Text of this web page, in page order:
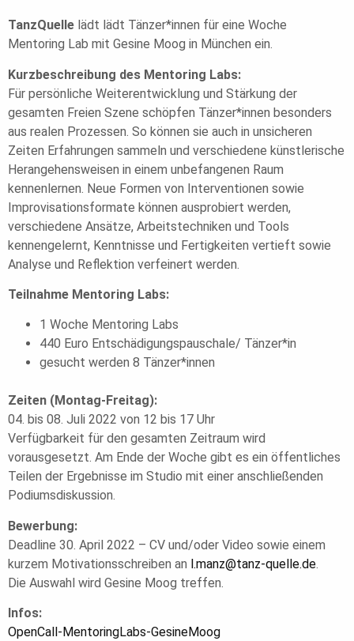
TanzQuelle lädt lädt Tänzer*innen für eine Woche
Mentoring Lab mit Gesine Moog in München ein.
Kurzbeschreibung des Mentoring Labs:
Für persönliche Weiterentwicklung und Stärkung der
gesamten Freien Szene schöpfen Tänzer*innen besonders
aus realen Prozessen. So können sie auch in unsicheren
Zeiten Erfahrungen sammeln und verschiedene künstlerische
Herangehensweisen in einem unbefangenen Raum
kennenlernen. Neue Formen von Interventionen sowie
Improvisationsformate können ausprobiert werden,
verschiedene Ansätze, Arbeitstechniken und Tools
kennengelernt, Kenntnisse und Fertigkeiten vertieft sowie
Analyse und Reflektion verfeinert werden.
Teilnahme Mentoring Labs:
1 Woche Mentoring Labs
440 Euro Entschädigungspauschale/ Tänzer*in
gesucht werden 8 Tänzer*innen
Zeiten (Montag-Freitag):
04. bis 08. Juli 2022 von 12 bis 17 Uhr
Verfügbarkeit für den gesamten Zeitraum wird
vorausgesetzt. Am Ende der Woche gibt es ein öffentliches
Teilen der Ergebnisse im Studio mit einer anschließenden
Podiumsdiskussion.
Bewerbung:
Deadline 30. April 2022 – CV und/oder Video sowie einem
kurzem Motivationsschreiben an l.manz@tanz-quelle.de
Die Auswahl wird Gesine Moog treffen.
Infos:
OpenCall-MentoringLabs-GesineMoog